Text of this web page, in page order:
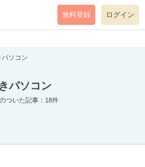
code=0 mode=return level=notice
無料登録 ログイン
パソコン
パソコン
ついた記事：18件